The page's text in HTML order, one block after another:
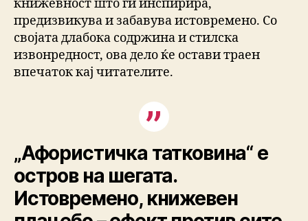
книжевност што ги инспирира,
предизвикува и забавува истовремено. Со
својата длабока содржина и стилска
извонредност, ова дело ќе остави траен
впечаток кај читателите.
„Афористичка татковина“ е
остров на шегата.
Истовремено, книжевен